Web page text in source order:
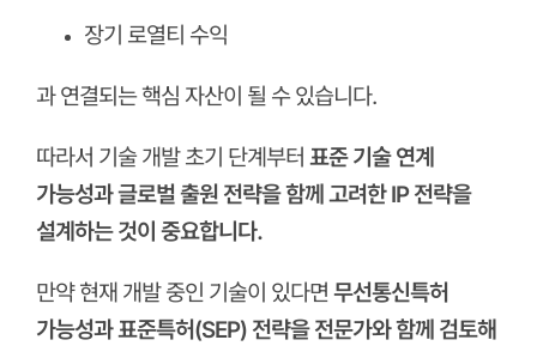
장기 로열티 수익
과 연결되는 핵심 자산이 될 수 있습니다.
따라서 기술 개발 초기 단계부터 표준 기술 연계
가능성과 글로벌 출원 전략을 함께 고려한 IP 전략을
설계하는 것이 중요합니다.
만약 현재 개발 중인 기술이 있다면 무선통신특허
가능성과 표준특허(SEP) 전략을 전문가와 함께 검토해